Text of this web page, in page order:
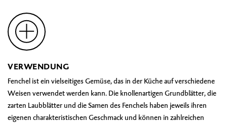
VERWENDUNG
Fenchel ist ein vielseitiges Gemüse, das in der Küche auf verschiedene
Weisen verwendet werden kann. Die knollenartigen Grundblätter, die
zarten Laubblätter und die Samen des Fenchels haben jeweils ihren
eigenen charakteristischen Geschmack und können in zahlreichen